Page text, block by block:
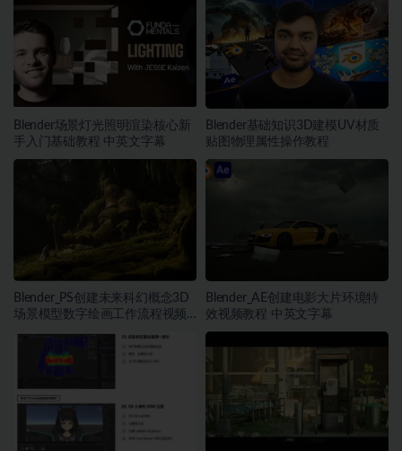
Blender场景灯光照明渲染核心新
手入门基础教程 中英文字幕
Blender基础知识3D建模UV材质
贴图物理属性操作教程
Blender_PS创建未来科幻概念3D
场景模型数字绘画工作流程视频
Blender_AE创建电影大片环境特
效视频教程 中英文字幕